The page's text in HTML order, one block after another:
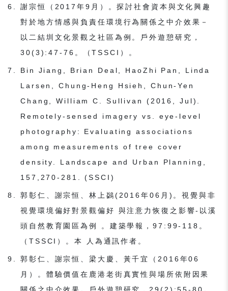
謝宗恒（2017年9月）。探討社會資本與文化興趣
對於地方情感與負責任環境行為關係之中介效果－
以二結圳文化景觀之社區為例。戶外遊憩研究，
30(3):47-76。（TSSCI）。
Bin Jiang, Brian Deal, HaoZhi Pan, Linda
Larsen, Chung-Heng Hsieh, Chun-Yen
Chang, William C. Sullivan (2016, Jul).
Remotely-sensed imagery vs. eye-level
photography: Evaluating associations
among measurements of tree cover
density. Landscape and Urban Planning,
157,270-281. (SSCI)
郭彰仁、謝宗恒、林上鷁(2016年06月)。視覺與非
視覺環境偏好對景觀偏好 與注意力恢復之影響-以溪
頭自然教育園區為例 。建築學報，97:99-118。
（TSSCI）。本 人為通訊作者。
郭彰仁、謝宗恒、梁大慶、黃千宜（2016年06
月）。體驗價值在鹿港老街真實性與場所依附因果